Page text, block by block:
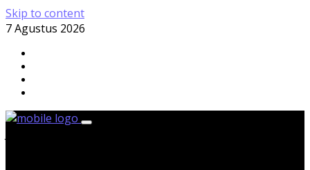
Skip to content
7 Agustus 2026